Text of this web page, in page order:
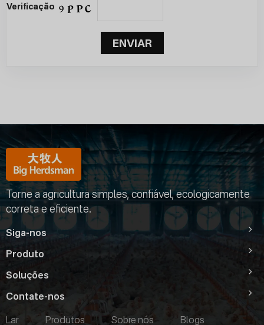
Verificação
ENVIAR
Torne a agricultura simples, confiável, ecologicamente
correta e eficiente.
Siga-nos
Produto
Soluções
Contate-nos
Lar
Produtos Sobre nós Blogs